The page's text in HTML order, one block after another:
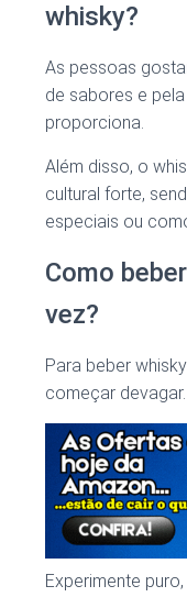
whisky?
As pessoas
de sabores e
proporciona.
Além disso, o
cultural forte,
especiais ou
Como
vez?
Para beber
começar devagar.
Experimente